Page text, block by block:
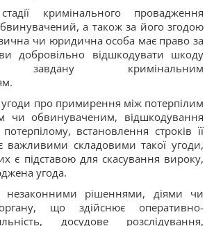
кримінального провадження
а також за його згодою
чи юридична особа має право за
добровільно відшкодувати шкоду
завдану кримінальним
угоди про примирення між потерпілим
чи обвинуваченим, відшкодування
встановлення строків її
важливими складовими такої угоди,
є підставою для скасування вироку,
угода.
незаконними рішеннями, діями чи
органу, що здійснює оперативно-
досудове розслідування,